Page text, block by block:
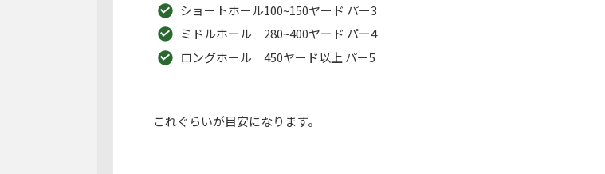
ショートホール100~150ヤード パー3
ミドルホール 280~400ヤード パー4
ロングホール 450ヤード以上 パー5
これぐらいが目安になります。